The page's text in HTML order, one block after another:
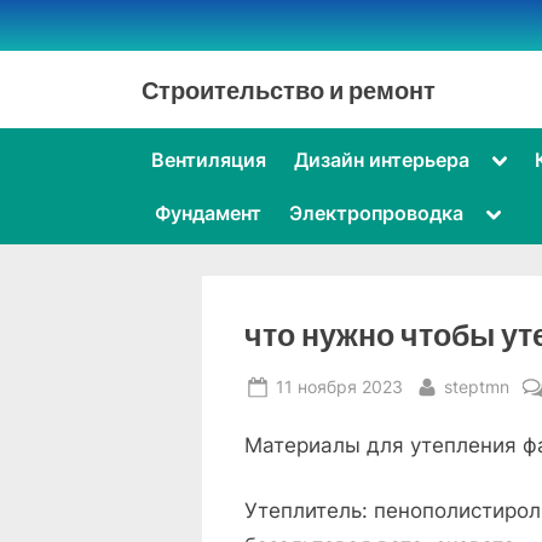
Skip
to
Строительство и ремонт
Вентиляция Дизайн интерьера
Фундамент Электропроводка
Toggle
menu
что нужно чтобы
Posted
11 ноября 2023 By
steptmn
Материалы для утепления
Утеплитель: